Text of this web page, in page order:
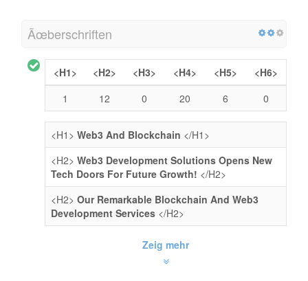
Ãœberschriften
<H1> <H2> <H3> <H4> <H5>
<H6>
1
12 0 20 6 0
<H1> Web3 And Blockchain </H1>
<H2> Web3 Development Solutions Opens New
Tech Doors For Future Growth! </H2>
<H2> Our Remarkable Blockchain And Web3
Development Services </H2>
Zeig mehr